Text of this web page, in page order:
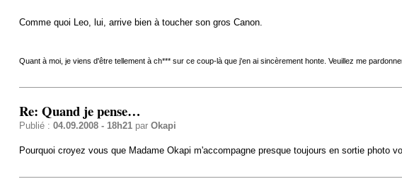
Comme quoi Leo, lui, arrive bien à toucher son gros Canon.
Quant à moi, je viens d'être tellement à ch*** sur ce coup-là que j'en ai sincèrement honte. Veuillez me
Re: Quand je pense…
Publié : 04.09.2008 - 18h21par Okapi
Pourquoi croyez vous que Madame Okapi m'accompagne presque toujours en sortie photo